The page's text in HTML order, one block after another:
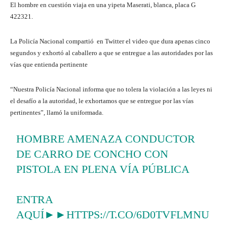
El hombre en cuestión viaja en una yipeta Maserati, blanca, placa G
422321.
La Policía Nacional compartió en Twitter el video que dura apenas cinco
segundos y exhortó al caballero a que se entregue a las autoridades por las
vías que entienda pertinente
“Nuestra Policía Nacional informa que no tolera la violación a las leyes ni
el desafío a la autoridad, le exhortamos que se entregue por las vías
pertinentes”, llamó la uniformada.
HOMBRE AMENAZA CONDUCTOR
DE CARRO DE CONCHO CON
PISTOLA EN PLENA VÍA PÚBLICA
ENTRA
AQUÍ►►HTTPS://T.CO/6D0TVFLMNU